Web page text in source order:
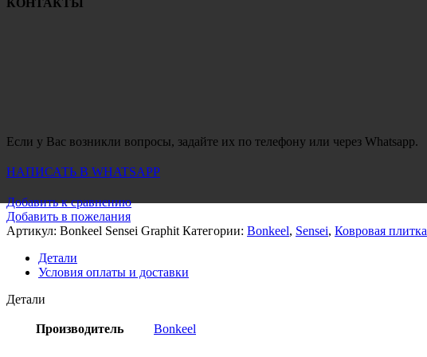
КОНТАКТЫ
Если у Вас возникли вопросы, задайте их по телефону или через Whatsapp.
НАПИСАТЬ В WHATSAPP
Добавить к сравнению
Добавить в пожелания
Артикул: Bonkeel Sensei Graphit Категории: Bonkeel, Sensei, Ковровая плитка
Детали
Условия оплаты и доставки
Детали
Производитель Bonkeel